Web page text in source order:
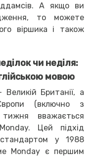
А якщо ви
то можете
віршика і також
чи неділя:
мовою
Великій Британії, а
(включно з
вважається
Цей підхід
у 1988
Monday є першим